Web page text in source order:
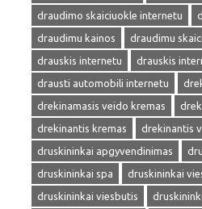
draudimo skaiciuokle internetu
draudimu kainos
draudimu
drauskis internetu
drauskis
drausti automobili internetu
drekinamasis veido kremas
drekinantis kremas
drekinantis
druskininkai apgyvendinimas
druskininkai spa
druskininkai
druskininkai viesbutis